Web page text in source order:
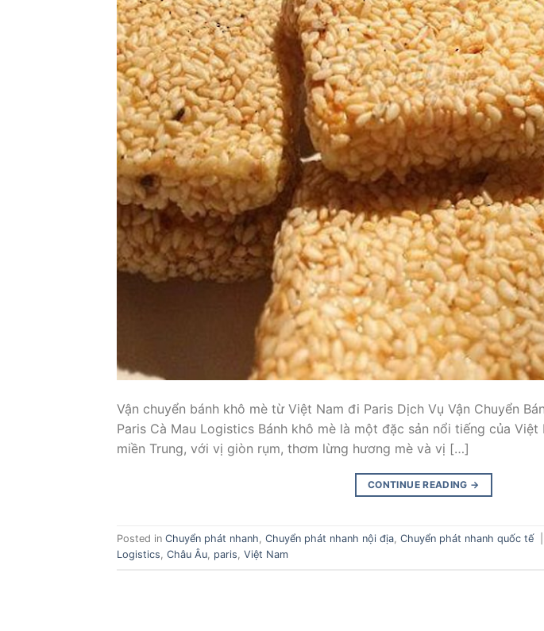
Vận chuyển bánh khô mè từ Việt Nam đi Paris Dịch Vụ Vận Chuyển
Paris Cà Mau Logistics Bánh khô mè là một đặc sản nổi tiếng của
miền Trung, với vị giòn rụm, thơm lừng hương mè và vị […]
CONTINUE READING →
Posted in Chuyển phát nhanh, Chuyển phát nhanh nội địa, Chuyển phát nhanh quốc tế
Logistics, Châu Âu, paris, Việt Nam